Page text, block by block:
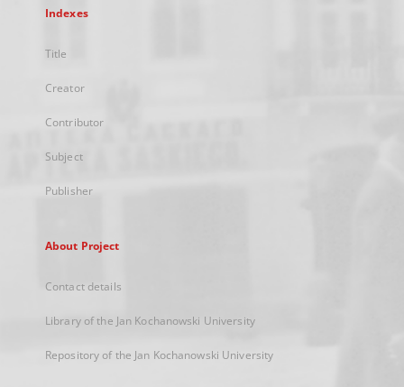
Indexes
Title
Creator
Contributor
Subject
Publisher
About Project
Contact details
Library of the Jan Kochanowski University
Repository of the Jan Kochanowski University